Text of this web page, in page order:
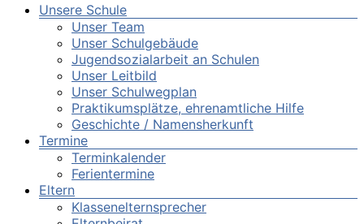
Unsere Schule
Unser Team
Unser Schulgebäude
Jugendsozialarbeit an Schulen
Unser Leitbild
Unser Schulwegplan
Praktikumsplätze, ehrenamtliche Hilfe
Geschichte / Namensherkunft
Termine
Terminkalender
Ferientermine
Eltern
Klassenelternsprecher